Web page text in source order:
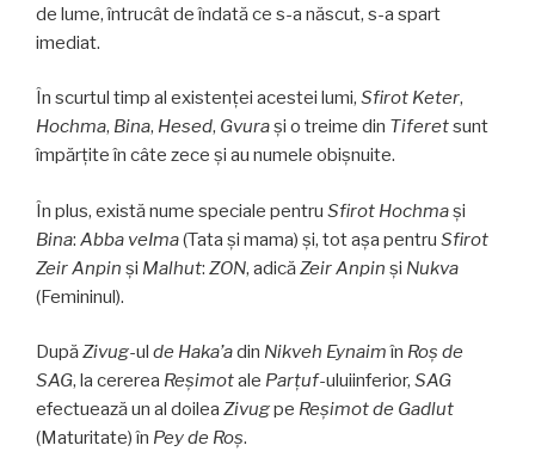
de lume, întrucât de îndată ce s-a născut, s-a spart
imediat.
În scurtul timp al existenței acestei lumi, Sfirot Keter,
Hochma, Bina, Hesed, Gvurași o treime din Tiferetsunt
împărțite în câte zece și au numele obișnuite.
În plus, există nume speciale pentru Sfirot Hochmași
Bina: Abba veIma(Tata și mama) și, tot aşa pentru Sfirot
Zeir Anpin și Malhut: ZON, adicăZeir Anpin și Nukva
(Femininul).
DupăZivug-ul de Haka’adin Nikveh Eynaimîn Roş de
SAG, la cererea Reşimotale Parţuf-uluiinferior, SAG
efectuează un al doilea Zivugpe Reşimot de Gadlut
(Maturitate) în Pey de Roş.